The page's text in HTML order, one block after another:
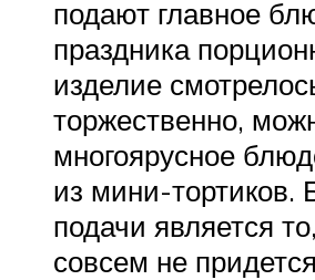
подают главное
праздника
изделие
торжественно,
многоярусное
из мини-тортиков.
подачи является
совсем не